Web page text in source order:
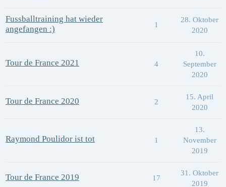
Fussballtraining hat wieder
angefangen :)
1
28. Oktober
2020
Tour de France 2021 4
10.
September
2020
Tour de France 2020 2
15. April
2020
Raymond Poulidor ist tot 1
13.
November
2019
Tour de France 2019 17
31. Oktober
2019